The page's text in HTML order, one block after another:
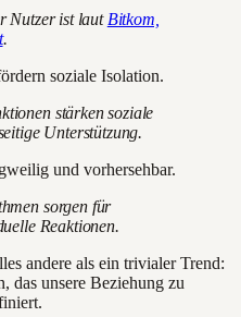
Nutzer ist laut Bitkom,
.
soziale Isolation.
stärken soziale
Unterstützung.
und vorhersehbar.
sorgen für
Reaktionen.
andere als ein trivialer Trend:
das unsere Beziehung zu